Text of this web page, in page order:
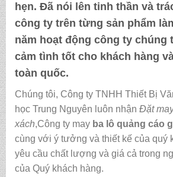
hẹn. Đã nói lên tinh thần và
công ty trên từng sản phẩm
năm hoạt động công ty chúng
cảm tình tốt cho khách hàng
toàn quốc.
Chúng tôi, Công ty TNHH Thiết Bị
học Trung Nguyên luôn nhận Đặt
xách,Công ty may ba lô quảng cáo
cùng với ý tưởng và thiết kế của quý
yêu cầu chất lượng và giá cả trong
của Quý khách hàng.